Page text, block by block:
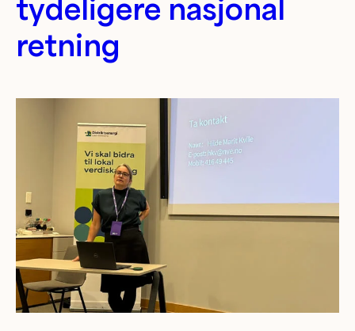
tydeligere nasjonal
retning